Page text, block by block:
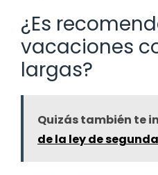
¿Es
vacaciones
largas?
Quizás también te
de la ley de